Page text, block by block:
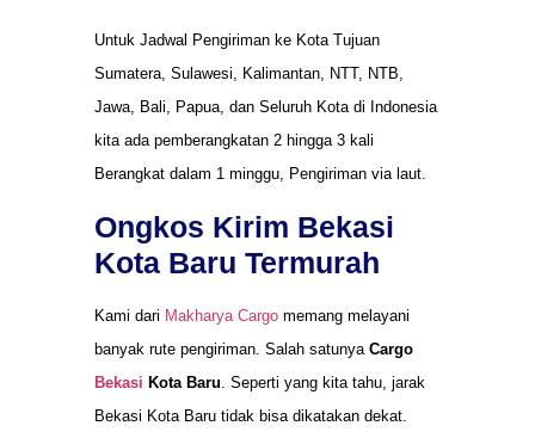
Untuk Jadwal Pengiriman ke Kota Tujuan
Sumatera, Sulawesi, Kalimantan, NTT, NTB,
Jawa, Bali, Papua, dan Seluruh Kota di Indonesia
kita ada pemberangkatan 2 hingga 3 kali
Berangkat dalam 1 minggu, Pengiriman via laut.
Ongkos Kirim Bekasi
Kota Baru Termurah
Kami dari Makharya Cargo memang melayani
banyak rute pengiriman. Salah satunya Cargo
Bekasi Kota Baru . Seperti yang kita tahu, jarak
Bekasi Kota Baru tidak bisa dikatakan dekat.